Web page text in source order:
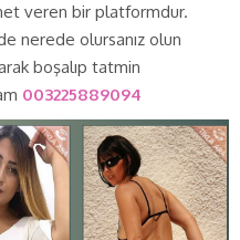
veren bir platformdur.
nerede olursanız olun
boşalıp tatmin
003225889094